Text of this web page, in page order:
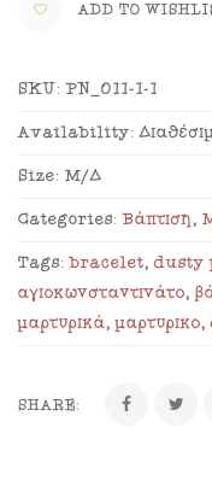
ADD TO
SKU: PN_011-1-1
Availability:
Size: Μ/Δ
Categories: Βάπτιση,
Tags: bracelet,dusty
αγιοκωνσταντινάτο,
μαρτυρικά,μαρτυρικό,
SHARE: